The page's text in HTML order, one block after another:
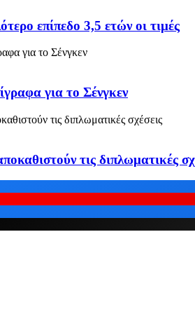
επίπεδο 3,5 ετών οι τιμές
για το Σένγκεν
τις διπλωματικές